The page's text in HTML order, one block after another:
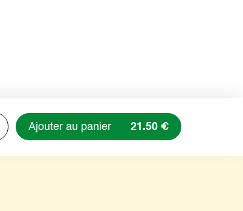
Ajouter au panier 21.50 €